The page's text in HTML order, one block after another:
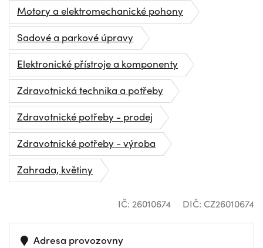
Motory a elektromechanické pohony
Sadové a parkové úpravy
Elektronické přístroje a komponenty
Zdravotnická technika a potřeby
Zdravotnické potřeby - prodej
Zdravotnické potřeby - výroba
Zahrada, květiny
IČ: 26010674 DIČ: CZ26010674
Adresa provozovny